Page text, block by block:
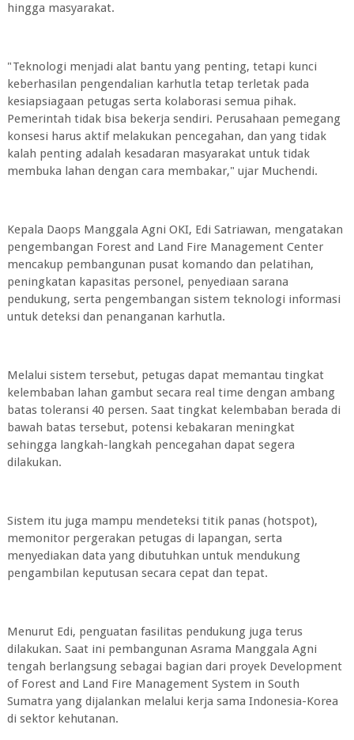
hingga masyarakat.
"Teknologi menjadi alat bantu yang penting, tetapi kunci
keberhasilan pengendalian karhutla tetap terletak pada
kesiapsiagaan petugas serta kolaborasi semua pihak.
Pemerintah tidak bisa bekerja sendiri. Perusahaan pemegang
konsesi harus aktif melakukan pencegahan, dan yang tidak
kalah penting adalah kesadaran masyarakat untuk tidak
membuka lahan dengan cara membakar," ujar Muchendi.
Kepala Daops Manggala Agni OKI, Edi Satriawan, mengatakan
pengembangan Forest and Land Fire Management Center
mencakup pembangunan pusat komando dan pelatihan,
peningkatan kapasitas personel, penyediaan sarana
pendukung, serta pengembangan sistem teknologi informasi
untuk deteksi dan penanganan karhutla.
Melalui sistem tersebut, petugas dapat memantau tingkat
kelembaban lahan gambut secara real time dengan ambang
batas toleransi 40 persen. Saat tingkat kelembaban berada di
bawah batas tersebut, potensi kebakaran meningkat
sehingga langkah-langkah pencegahan dapat segera
dilakukan.
Sistem itu juga mampu mendeteksi titik panas (hotspot),
memonitor pergerakan petugas di lapangan, serta
menyediakan data yang dibutuhkan untuk mendukung
pengambilan keputusan secara cepat dan tepat.
Menurut Edi, penguatan fasilitas pendukung juga terus
dilakukan. Saat ini pembangunan Asrama Manggala Agni
tengah berlangsung sebagai bagian dari proyek Development
of Forest and Land Fire Management System in South
Sumatra yang dijalankan melalui kerja sama Indonesia-Korea
di sektor kehutanan.